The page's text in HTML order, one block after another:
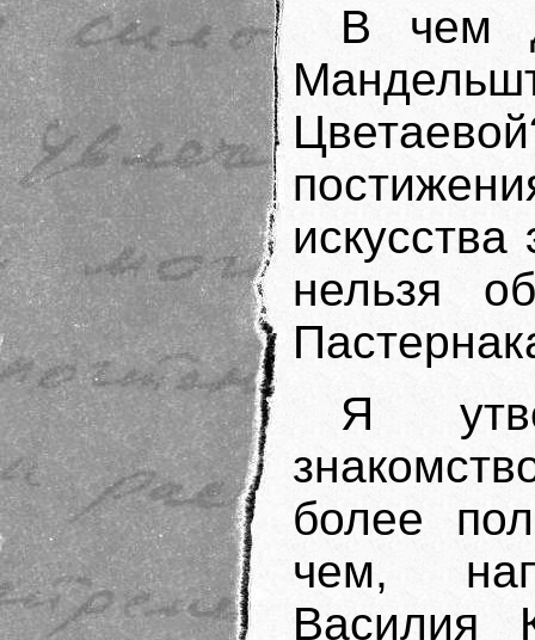
В чем
нельзя
Я
более
чем,
Василия